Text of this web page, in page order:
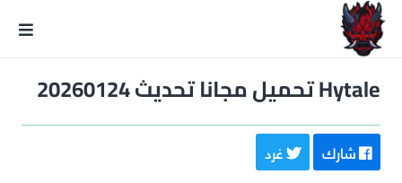
Hytale تحميل مجانا تحديث 20260124
شارك غرد